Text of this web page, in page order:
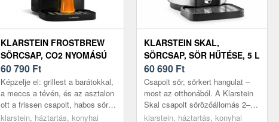
KLARSTEIN FROSTBREW
SÖRCSAP, CO2 NYOMÁSÚ
RENDSZER, TERMOHŰTÉS,
3-12 °C, LED
HŐMÉRSÉKLET-KIJELZŐ
60 790 Ft
Képzelje el: grillest a barátokkal,
a meccs a tévén, és az asztalon
ott a frissen csapolt, habos sör –
otthon, csaptelep árak nélkül. A
klarstein, háztartás, konyhai
KLARSTEIN SKAL,
SÖRCSAP, SÖR HŰTÉSE, 5 L
HORDÓ, CO2,
ROZSDAMENTES ACÉL
60 690 Ft
Csapolt sör, sörkert hangulat –
most az otthonából. A Klarstein
Skal csapolt sörözőállomás 2–12
°C közé hűti az 5 literes hordót,
klarstein, háztartás, konyhai